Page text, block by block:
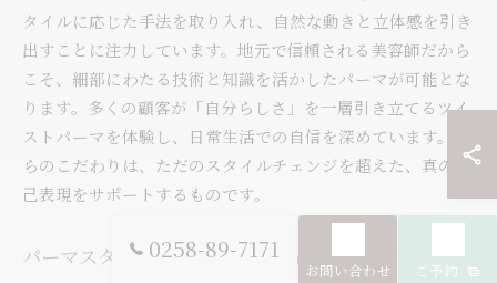
タイルに応じた手法を取り入れ、自然な動きと立体感を引き
出すことに注力しています。地元で信頼される美容師だから
こそ、細部にわたる技術と知識を活かしたパーマが可能とな
ります。多くの顧客が「自分らしさ」を一層引き立てるツイ
ストパーマを体験し、日常生活での自信を深めています。彼
らのこだわりは、ただのスタイルチェンジを超えた、真の自
己表現をサポートするものです。
パーマスタイルが生み出す新たなコミュニケーション
0258-89-7171
お問い合わせ ご予約